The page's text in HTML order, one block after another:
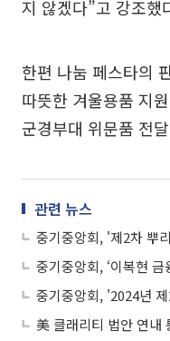
지 않겠다”고 강조했
한편 나눔 페스타의
따뜻한 겨울용품 지
군경부대 위문품 전
관련 뉴스
중기중앙회, '2024년